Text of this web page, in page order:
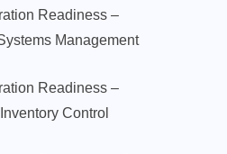
Readiness –
Management
Readiness –
Control